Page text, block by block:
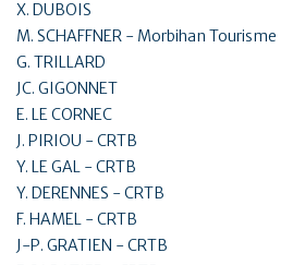
X. DUBOIS
M. SCHAFFNER - Morbihan Tourisme
G. TRILLARD
JC. GIGONNET
E. LE CORNEC
J. PIRIOU - CRTB
Y. LE GAL - CRTB
Y. DERENNES - CRTB
F. HAMEL - CRTB
J-P. GRATIEN - CRTB